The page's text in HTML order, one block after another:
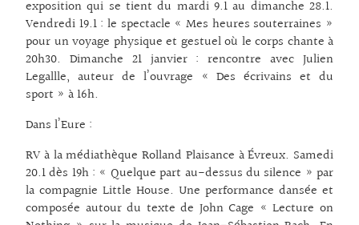
exposition qui se tient du mardi 9.1 au dimanche 28.1.
Vendredi 19.1 : le spectacle « Mes heures souterraines »
pour un voyage physique et gestuel où le corps chante à
20h30. Dimanche 21 janvier : rencontre avec Julien
Legallle, auteur de l’ouvrage « Des écrivains et du
sport » à 16h.
Dans l’Eure :
RV à la médiathèque Rolland Plaisance à Évreux. Samedi
20.1 dès 19h : « Quelque part au-dessus du silence » par
la compagnie Little House. Une performance dansée et
composée autour du texte de John Cage « Lecture on